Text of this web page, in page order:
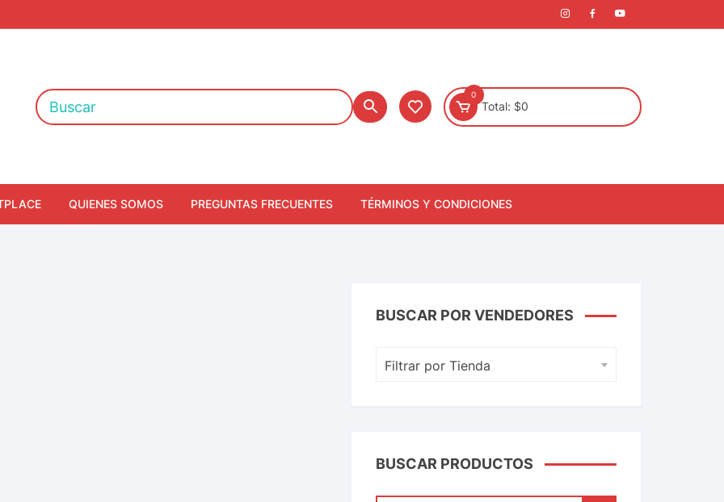
0
Total: $0
QUIENES SOMOS PREGUNTAS FRECUENTES TÉRMINOS Y CONDICIONES
BUSCAR POR VENDEDORES
Filtrar por Tienda
BUSCAR PRODUCTOS